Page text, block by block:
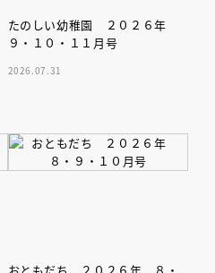
たのしい幼稚園 ２０２６年
９・１０・１１月号
2026.07.31